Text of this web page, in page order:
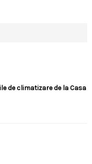
de climatizare de la Casa